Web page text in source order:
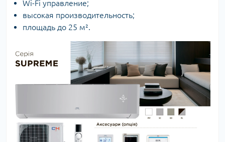
Wi-Fi управление;
высокая производительность;
площадь до 25 м².